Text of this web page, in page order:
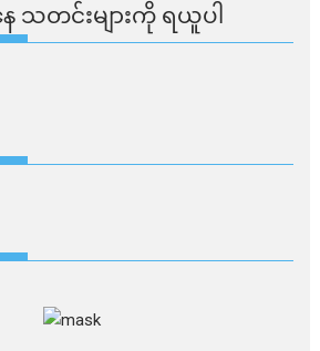
ေ ​​သတင်းများကို ရယူပါ